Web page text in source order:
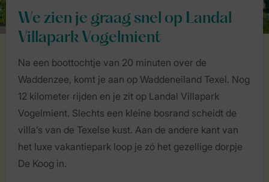
We zien je graag snel op Landal
Villapark Vogelmient
Na een boottochtje van 20 minuten over de
Waddenzee, komt je aan op Waddeneiland Texel. Nog
12 kilometer rijden en je zit op Landal Villapark
Vogelmient. Slechts een kleine bosrand scheidt de
villa’s van de Texelse kust. Aan de andere kant van
het luxe vakantiepark loop je zó het gezellige dorpje
De Koog in.